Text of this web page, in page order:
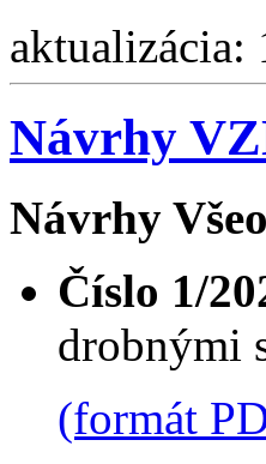
aktualizácia:
Návrhy
Návrhy
Číslo 1/
drobnými
(formát